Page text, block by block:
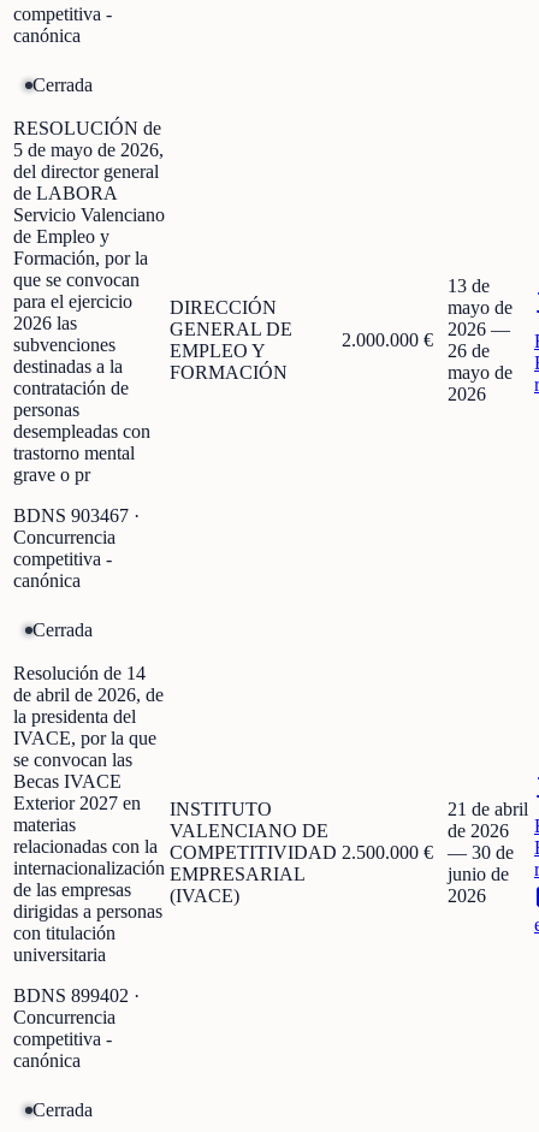
competitiva -
canónica
Cerrada
RESOLUCIÓN de
5 de mayo de 2026,
del director general
de LABORA
Servicio Valenciano
de Empleo y
Formación, por la
que se convocan
para el ejercicio
2026 las
subvenciones
destinadas a la
contratación de
personas
desempleadas con
trastorno mental
grave o pr
BDNS 903467 ·
Concurrencia
competitiva -
canónica
DIRECCIÓN
GENERAL DE
EMPLEO Y
FORMACIÓN
2.000.000 €
13 de
mayo de
2026 —
26 de
mayo de
2026
Cerrada
Resolución de 14
de abril de 2026, de
la presidenta del
IVACE, por la que
se convocan las
Becas IVACE
Exterior 2027 en
materias
relacionadas con la
internacionalización
de las empresas
dirigidas a personas
con titulación
universitaria
BDNS 899402 ·
Concurrencia
competitiva -
canónica
INSTITUTO
VALENCIANO DE
COMPETITIVIDAD
EMPRESARIAL
(IVACE)
2.500.000 €
21 de abril
de 2026
— 30 de
junio de
2026
Cerrada